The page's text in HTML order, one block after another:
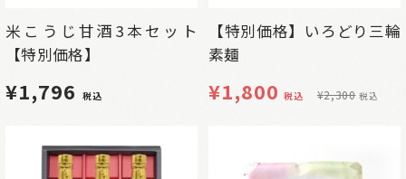
米こうじ甘酒3本セット
【特別価格】
¥1,796 税込
【特別価格】いろどり三輪
素麺
¥1,800 税込 ¥2,300 税込